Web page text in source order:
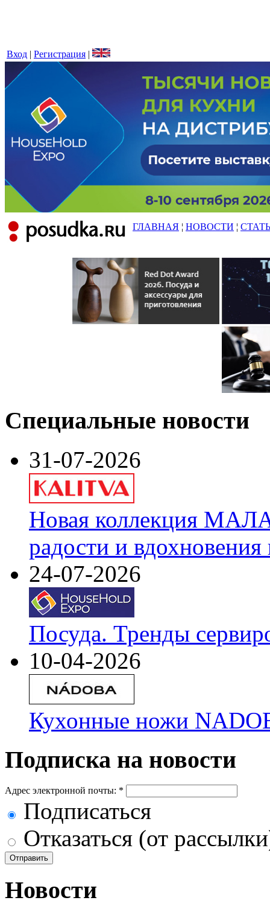
Вход | Регистрация |
ГЛАВНАЯ ¦ НОВОСТИ ¦
Специальные новости
31-07-2026
Новая коллекция
радости и
24-07-2026
Посуда. Тренды
10-04-2026
Кухонные ножи
Подписка на новости
Адрес электронной почты: *
Подписаться
Отказаться (от
Новости